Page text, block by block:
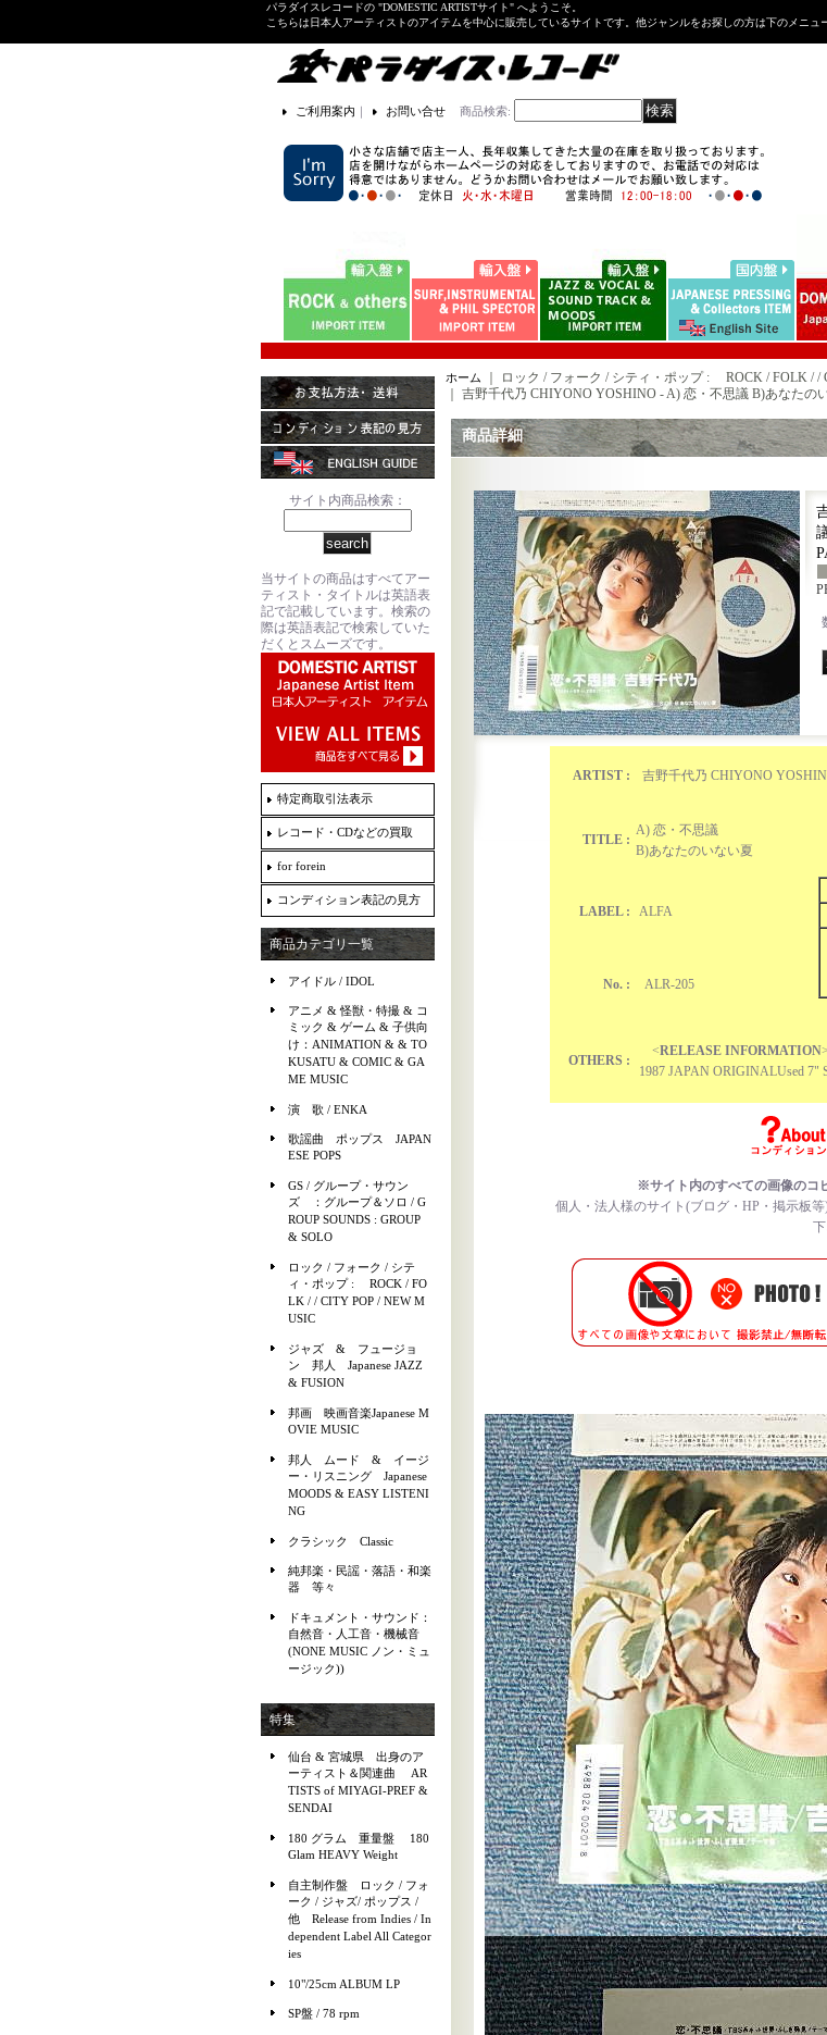
パラダイスレコードの "DOMESTIC ARTISTサイト" へようこそ。
こちらは日本人アーティストのアイテムを中心に販売しているサイトです。他ジャンルをお探しの方は下のメニュ
ご利用案内 ｜ お問い合せ 商品検索:
サイト内商品検索：
当サイトの商品はすべてアー
ティスト・タイトルは英語表
記で記載しています。検索の
際は英語表記で検索していた
だくとスムーズです。
特定商取引法表示
レコード・CDなどの買取
for forein
コンディション表記の見方
商品カテゴリ一覧
アイドル / IDOL
アニメ & 怪獣・特撮 & コ
ミック & ゲーム & 子供向
け：ANIMATION & & TO
KUSATU & COMIC & GA
ME MUSIC
演 歌 / ENKA
歌謡曲 ポップス JAPAN
ESE POPS
GS / グループ・サウン
ズ ：グループ＆ソロ / G
ROUP SOUNDS : GROUP
& SOLO
ロック / フォーク / シテ
ィ・ポップ : ROCK / FO
LK / / CITY POP / NEW M
USIC
ジャズ & フュージョ
ン 邦人 Japanese JAZZ
& FUSION
邦画 映画音楽Japanese M
OVIE MUSIC
邦人 ムード & イージ
ー・リスニング Japanese
MOODS & EASY LISTENI
NG
クラシック Classic
純邦楽・民謡・落語・和楽
器 等々
ドキュメント・サウンド：
自然音・人工音・機械音
(NONE MUSIC ノン・ミュ
ージック))
特集
仙台 & 宮城県 出身のア
ーティスト＆関連曲 AR
TISTS of MIYAGI-PREF &
SENDAI
180 グラム 重量盤 180
Glam HEAVY Weight
自主制作盤 ロック / フォ
ーク / ジャズ/ ポップス /
他 Release from Indies / In
dependent Label All Categor
ies
10"/25cm ALBUM LP
SP盤 / 78 rpm
ホーム ｜ ロック / フォーク / シティ・ポップ : ROCK / FOLK / /
吉野千代乃 CHIYONO YOSHINO - A) 恋・不思議 B)あなたの
商品詳細
ARTIST : 吉野千代乃 CHIYONO
TITLE :
A) 恋・不思議
B)あなたのいない夏
LABEL : ALFA
No. :
ALR-205
OTHERS :
<RELEASE INFORMATION>
1987 JAPAN ORIGINALUsed 7"
※サイト内のすべての画像のコ
個人・法人様のサイト(ブログ・HP・掲示板